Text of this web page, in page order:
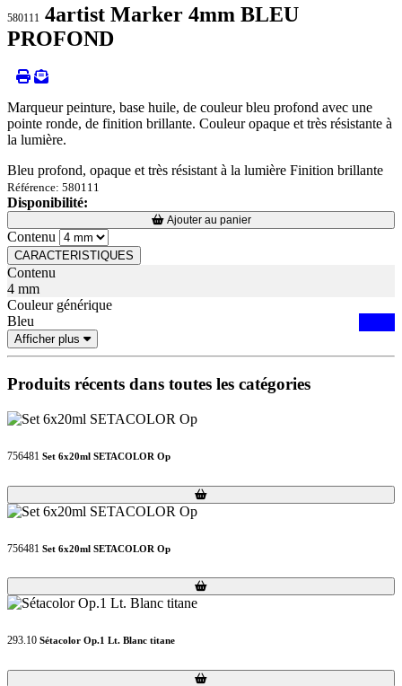
580111 4artist Marker 4mm BLEU
PROFOND
Marqueur peinture, base huile, de couleur bleu profond avec une
pointe ronde, de finition brillante. Couleur opaque et très résistante à
la lumière.
Bleu profond, opaque et très résistant à la lumière Finition brillante
Référence: 580111
Disponibilité:
Loading...
Loading... Ajouter au panier
Contenu
CARACTERISTIQUES
Contenu
4 mm
Couleur générique
Bleu
Afficher plus
Produits récents dans toutes les catégories
756481 Set 6x20ml SETACOLOR Op
Loading...
Loading...
756481 Set 6x20ml SETACOLOR Op
Loading...
Loading...
293.10 Sétacolor Op.1 Lt. Blanc titane
Loading...
Loading...